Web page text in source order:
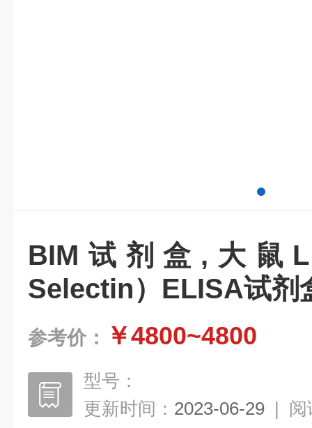
BIM试剂盒,大鼠
Selectin）ELISA试剂
参考价： ￥4800~4800
型号：
更新时间： 2023-06-29 | 阅